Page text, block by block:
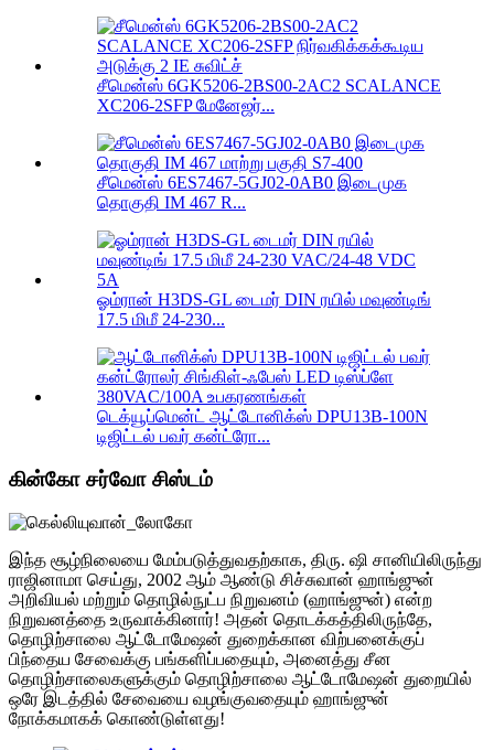
சீமென்ஸ் 6GK5206-2BS00-2AC2 SCALANCE
XC206-2SFP மேனேஜர்...
சீமென்ஸ் 6ES7467-5GJ02-0AB0 இடைமுக
தொகுதி IM 467 R...
ஓம்ரான் H3DS-GL டைமர் DIN ரயில் மவுண்டிங்
17.5 மிமீ 24-230...
டெக்யூப்மென்ட் ஆட்டோனிக்ஸ் DPU13B-100N
டிஜிட்டல் பவர் கன்ட்ரோ...
கின்கோ சர்வோ சிஸ்டம்
இந்த சூழ்நிலையை மேம்படுத்துவதற்காக, திரு. ஷி சானியிலிருந்து
ராஜினாமா செய்து, 2002 ஆம் ஆண்டு சிச்சுவான் ஹாங்ஜுன்
அறிவியல் மற்றும் தொழில்நுட்ப நிறுவனம் (ஹாங்ஜுன்) என்ற
நிறுவனத்தை உருவாக்கினார்! அதன் தொடக்கத்திலிருந்தே,
தொழிற்சாலை ஆட்டோமேஷன் துறைக்கான விற்பனைக்குப்
பிந்தைய சேவைக்கு பங்களிப்பதையும், அனைத்து சீன
தொழிற்சாலைகளுக்கும் தொழிற்சாலை ஆட்டோமேஷன் துறையில்
ஒரே இடத்தில் சேவையை வழங்குவதையும் ஹாங்ஜுன்
நோக்கமாகக் கொண்டுள்ளது!